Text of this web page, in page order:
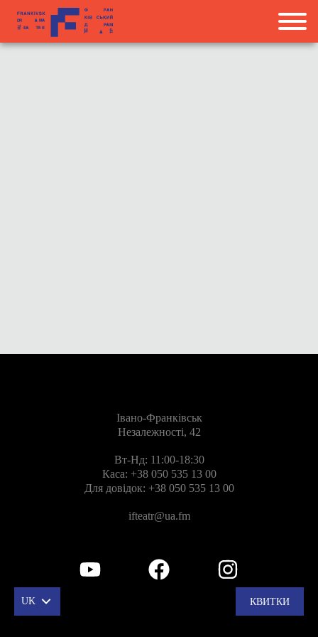
Івано-Франківськ
Незалежності, 42
Вт-Нд: 11:00-18:30
Каса: +38 050 535 13 00
Для довідок: +38 050 535 13 00
ifteatr@ua.fm
КВИТКИ
UK